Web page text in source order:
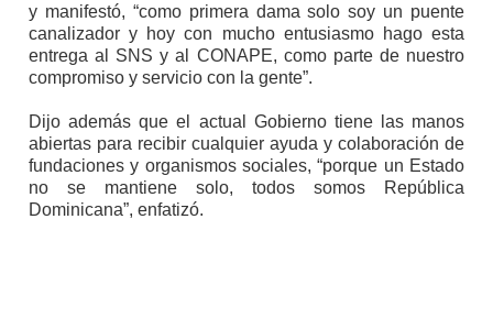
y manifestó, “como primera dama solo soy un puente
canalizador y hoy con mucho entusiasmo hago esta
entrega al SNS y al CONAPE, como parte de nuestro
compromiso y servicio con la gente”.
Dijo además que el actual Gobierno tiene las manos
abiertas para recibir cualquier ayuda y colaboración de
fundaciones y organismos sociales, “porque un Estado
no se mantiene solo, todos somos República
Dominicana”, enfatizó.